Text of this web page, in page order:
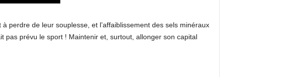
perdre de leur souplesse, et l’affaiblissement des sels minéraux
pas prévu le sport ! Maintenir et, surtout, allonger son capital